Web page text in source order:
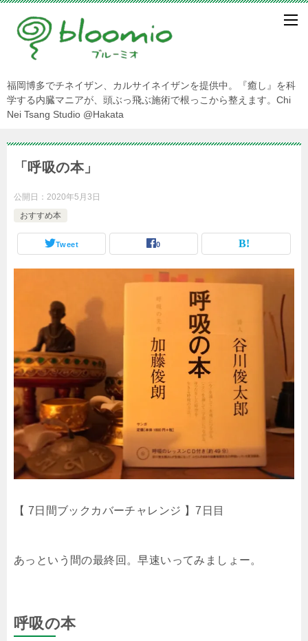
福岡博多でチネイザン、カルサイネイザンを提供中。『癒し』を科
学する内臓マニアが、頭ぶっ飛ぶ施術で根っこから整えます。Chi
Nei Tsang Studio @Hakata
「呼吸の本」
公開日： 2020年5月3日
おすすめ本
Tweet 0
【 7日間ブックカバーチャレンジ 】7日目
あっという間の最終回。早速いってみましょー。
呼吸の本